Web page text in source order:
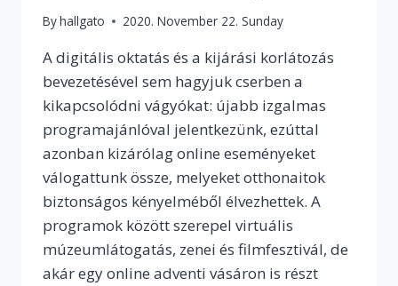
Byhallgato 2020. November 22. Sunday
A digitális oktatás és a kijárási korlátozás
bevezetésével sem hagyjuk cserben a
kikapcsolódni vágyókat: újabb izgalmas
programajánlóval jelentkezünk, ezúttal
azonban kizárólag online eseményeket
válogattunk össze, melyeket otthonaitok
biztonságos kényelméből élvezhettek. A
programok között szerepel virtuális
múzeumlátogatás, zenei és filmfesztivál, de
akár egy online adventi vásáron is részt